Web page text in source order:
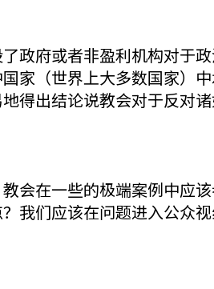
政府或者非盈利机构对于
家（世界上大多数国家）
得出结论说教会对于反对
会在一些的极端案例中应
我们应该在问题进入公众